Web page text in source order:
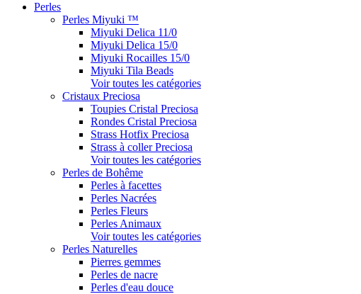
Perles
Perles Miyuki ™
Miyuki Delica 11/0
Miyuki Delica 15/0
Miyuki Rocailles 15/0
Miyuki Tila Beads
Voir toutes les catégories
Cristaux Preciosa
Toupies Cristal Preciosa
Rondes Cristal Preciosa
Strass Hotfix Preciosa
Strass à coller Preciosa
Voir toutes les catégories
Perles de Bohême
Perles à facettes
Perles Nacrées
Perles Fleurs
Perles Animaux
Voir toutes les catégories
Perles Naturelles
Pierres gemmes
Perles de nacre
Perles d'eau douce